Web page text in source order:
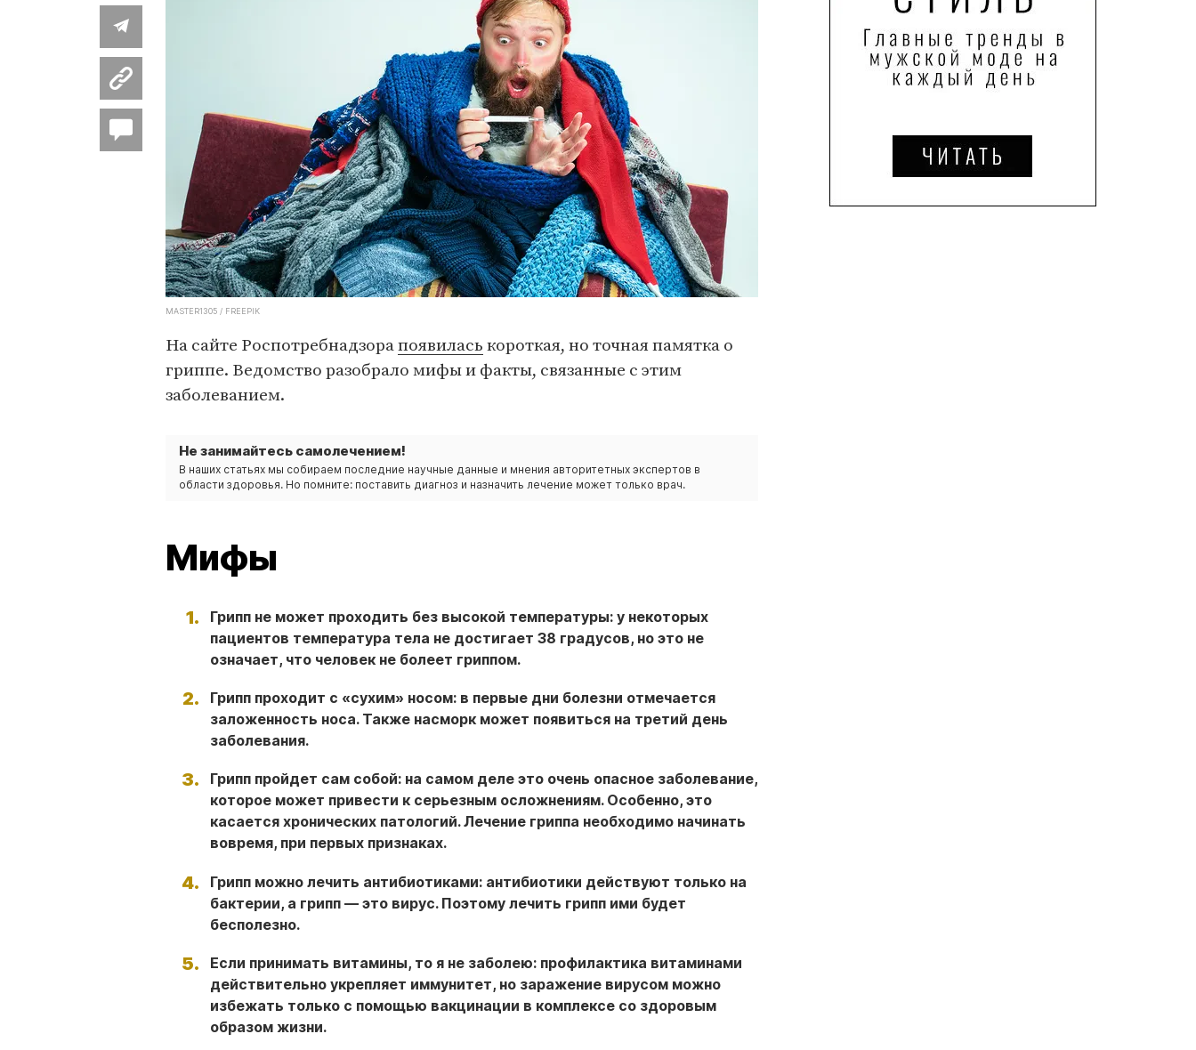
MASTER1305 / FREEPIK
На сайте Роспотребнадзорапоявилась короткая, но точная памятка о
гриппе. Ведомство разобрало мифы и факты, связанные с этим
заболеванием.
Не занимайтесь самолечением!
В наших статьях мы собираем последние научные данные и мнения авторитетных экспертов в
области здоровья. Но помните: поставить диагноз и назначить лечение может только врач.
Мифы
Грипп не может проходить без высокой температуры: у некоторых
пациентов температура тела не достигает 38 градусов, но это не
означает, что человек не болеет гриппом.
Грипп проходит с «сухим» носом: в первые дни болезни отмечается
заложенность носа. Также насморк может появиться на третий день
заболевания.
Грипп пройдет сам собой: на самом деле это очень опасное заболевание,
которое может привести к серьезным осложнениям. Особенно, это
касается хронических патологий. Лечение гриппа необходимо начинать
вовремя, при первых признаках.
Грипп можно лечить антибиотиками: антибиотики действуют только на
бактерии, а грипп — это вирус. Поэтому лечить грипп ими будет
бесполезно.
Если принимать витамины, то я не заболею: профилактика витаминами
действительно укрепляет иммунитет, но заражение вирусом можно
избежать только с помощью вакцинации в комплексе со здоровым
образом жизни.